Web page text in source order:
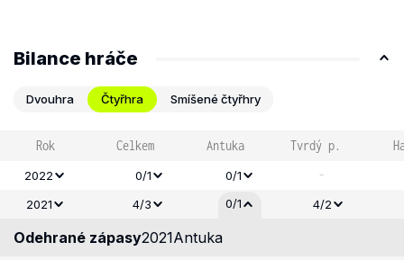
Bilance hráče
Dvouhra Čtyřhra Smíšené čtyřhry
Rok Celkem Antuka Tvrdý p.
2022 0/1 0/1 -
2021 4/3 0/1 4/2
Odehrané zápasy2021Antuka